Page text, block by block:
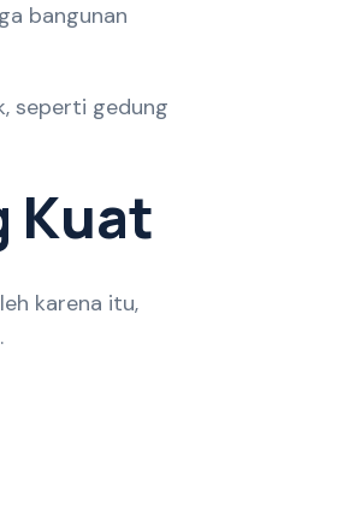
bangunan
seperti gedung
Kuat
karena itu,